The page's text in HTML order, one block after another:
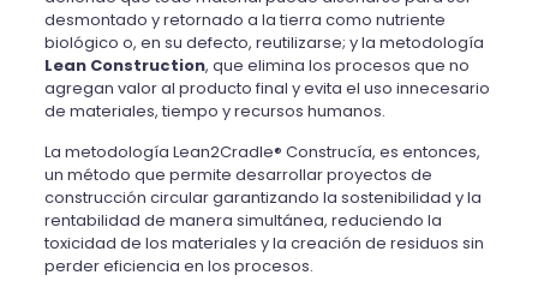
desmontado y retornado a la tierra como nutriente
biológico o, en su defecto, reutilizarse; y la metodología
Lean Construction, que elimina los procesos que no
agregan valor al producto final y evita el uso innecesario
de materiales, tiempo y recursos humanos.
La metodología Lean2Cradle® Construcía, es entonces,
un método que permite desarrollar proyectos de
construcción circular garantizando la sostenibilidad y la
rentabilidad de manera simultánea, reduciendo la
toxicidad de los materiales y la creación de residuos sin
perder eficiencia en los procesos.